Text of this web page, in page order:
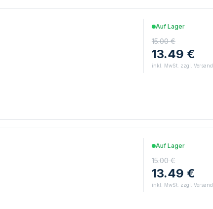
Auf Lager
15.00 €
13.49 €
inkl. MwSt. zzgl. Versand
Auf Lager
15.00 €
13.49 €
inkl. MwSt. zzgl. Versand